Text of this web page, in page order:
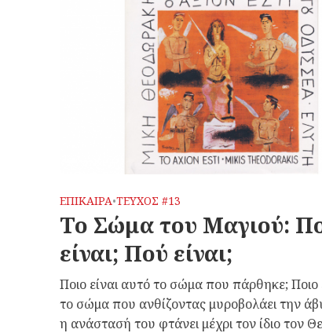
ΕΠΙΚΑΙΡΑ•ΤΕΥΧΟΣ #13
Το Σώμα του Μαγιού:
είναι; Πού είναι;
Ποιο είναι αυτό το σώμα που πάρθηκε; Ποιο
το σώμα που ανθίζοντας μυροβολάει την
η ανάστασή του φτάνει μέχρι τον ίδιο τον